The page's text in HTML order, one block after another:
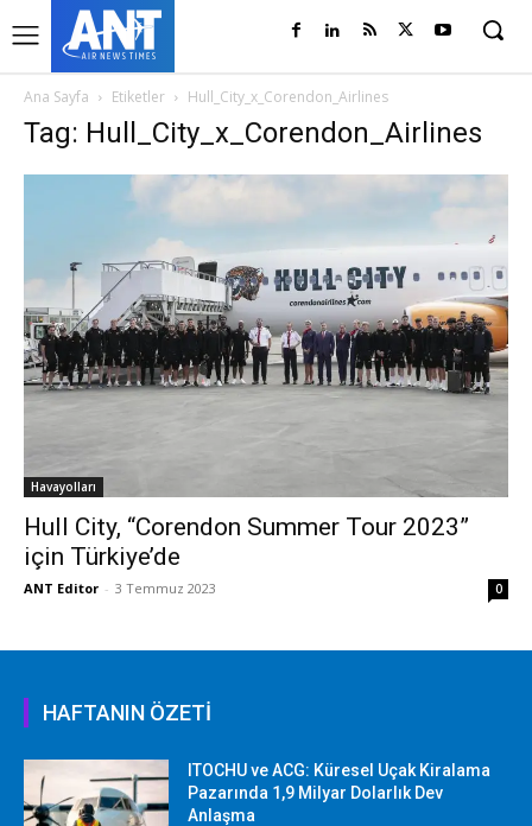
Ana Sayfa Etiketler Hull_City_x_Corendon_Airlines
Tag: Hull_City_x_Corendon_Airlines
Havayolları
Hull City, “Corendon Summer Tour 2023”
için Türkiye’de
ANT Editor - 3 Temmuz 2023 0
HAFTANIN ÖZETİ
ITOCHU ve ACG: Küresel Uçak Kiralama
Pazarında 1,9 Milyar Dolarlık Dev
Anlaşma